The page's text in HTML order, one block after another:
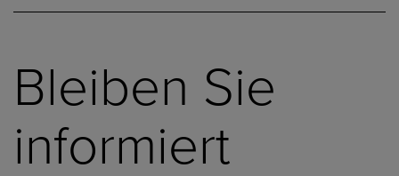
Bleiben Sie
informiert